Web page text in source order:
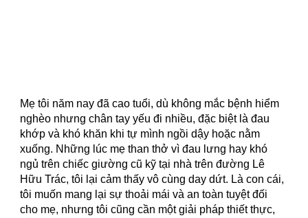
Mẹ tôi năm nay đã cao tuổi, dù không mắc bệnh hiểm
nghèo nhưng chân tay yếu đi nhiều, đặc biệt là đau
khớp và khó khăn khi tự mình ngồi dậy hoặc nằm
xuống. Những lúc mẹ than thở vì đau lưng hay khó
ngủ trên chiếc giường cũ kỹ tại nhà trên đường Lê
Hữu Trác, tôi lại cảm thấy vô cùng day dứt. Là con cái,
tôi muốn mang lại sự thoải mái và an toàn tuyệt đối
cho mẹ, nhưng tôi cũng cần một giải pháp thiết thực,